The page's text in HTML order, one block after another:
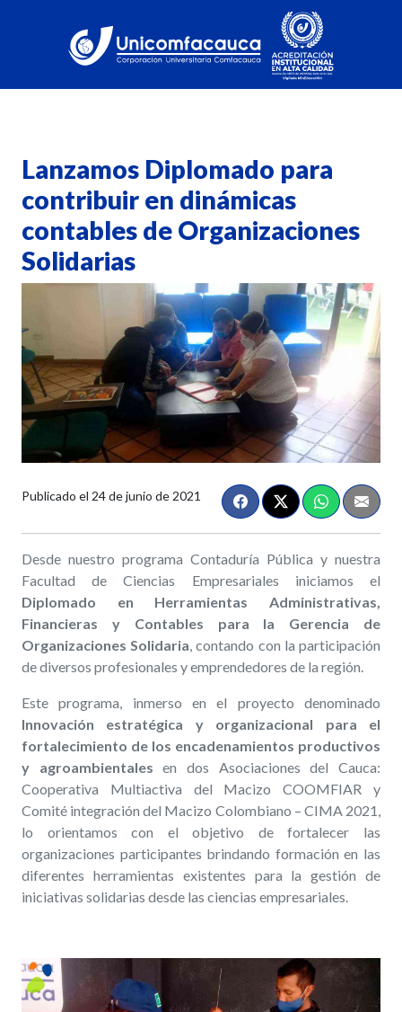
Lanzamos Diplomado para
contribuir en dinámicas
contables de Organizaciones
Solidarias
Publicado el 24 de junio de 2021
Desde nuestro programa Contaduría Pública y nuestra
Facultad de Ciencias Empresariales iniciamos el
Diplomado en Herramientas Administrativas,
Financieras y Contables para la Gerencia de
Organizaciones Solidaria , contando con la participación
de diversos profesionales y emprendedores de la región.
Este programa, inmerso en el proyecto denominado
Innovación estratégica y organizacional para el
fortalecimiento de los encadenamientos productivos
y agroambientales en dos Asociaciones del Cauca:
Cooperativa Multiactiva del Macizo COOMFIAR y
Comité integración del Macizo Colombiano – CIMA 2021,
lo orientamos con el objetivo de fortalecer las
organizaciones participantes brindando formación en las
diferentes herramientas existentes para la gestión de
iniciativas solidarias desde las ciencias empresariales.